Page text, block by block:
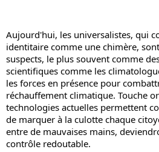
Aujourd'hui, les universalistes, qui
identitaire comme une chimère,
suspects, le plus souvent comme
scientifiques comme les
les forces en présence pour
réchauffement climatique. Touche
technologies actuelles permettent
de marquer à la culotte chaque
entre de mauvaises mains,
contrôle redoutable.